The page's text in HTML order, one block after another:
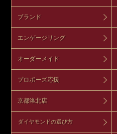
ブランド
エンゲージリング
オーダーメイド
プロポーズ応援
京都洛北店
ダイヤモンドの選び方